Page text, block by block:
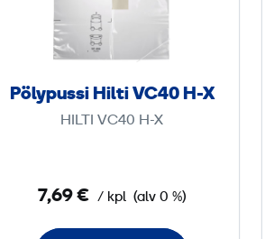
y
p
u
s
l
t
Pölypussi Hilti VC40 H-X
HILTI VC40 H-X
7,69 € / kpl (alv 0 %)